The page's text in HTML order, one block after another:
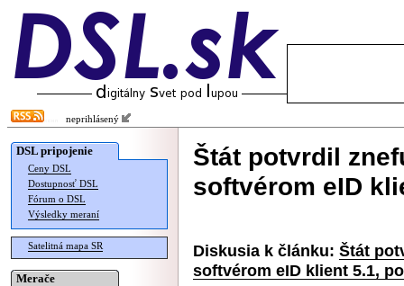
neprihlásený
DSL pripojenie
Ceny DSL
Dostupnosť DSL
Fórum o DSL
Výsledky meraní
Satelitná mapa SR
Merače
Štát potvrdil
softvérom eID
Diskusia k článku: Štát
softvérom eID klient 5.1,